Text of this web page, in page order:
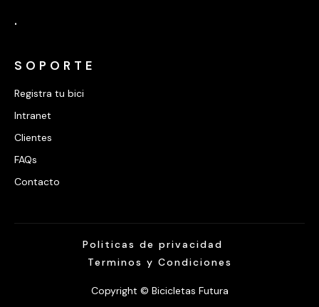
.
SOPORTE
Registra tu bici
Intranet
Clientes
FAQs
Contacto
Copyright © Bicicletas Futura
Politicas de privacidad
Terminos y Condiciones